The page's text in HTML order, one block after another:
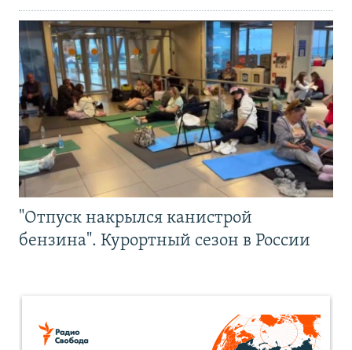
"Отпуск накрылся канистрой
бензина". Курортный сезон в России